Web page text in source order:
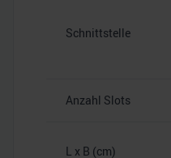
Schnittstelle
Anzahl Slots
L x B (cm)